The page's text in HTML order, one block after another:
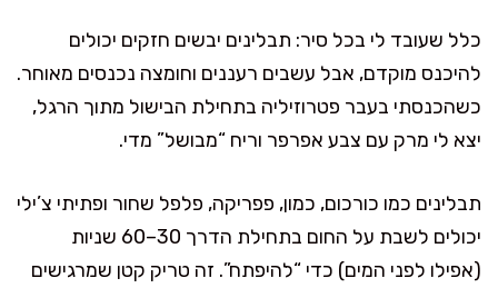
כלל שעובד לי בכל סיר: תבלינים יבשים חזקים יכולים
להיכנס מוקדם, אבל עשבים רעננים וחומצה נכנסים מאוחר.
כשהכנסתי בעבר פטרוזיליה בתחילת הבישול מתוך הרגל,
יצא לי מרק עם צבע אפרפר וריח “מבושל” מדי.
תבלינים כמו כורכום, כמון, פפריקה, פלפל שחור ופתיתי צ’ילי
יכולים לשבת על החום בתחילת הדרך 30–60 שניות
(אפילו לפני המים) כדי “להיפתח”. זה טריק קטן שמרגישים